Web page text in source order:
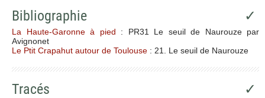
Bibliographie ✓
La Haute-Garonne à pied : PR31 Le seuil de Naurouze par
Avignonet
Le Ptit Crapahut autour de Toulouse : 21. Le seuil de Naurouze
Tracés ✓